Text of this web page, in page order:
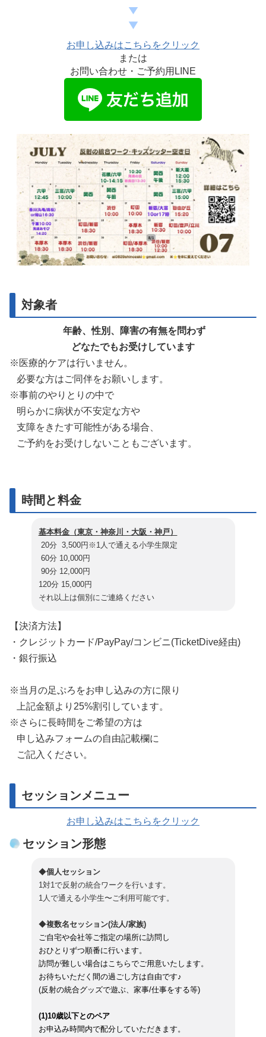
お申し込みはこちらをクリック
または
お問い合わせ・ご予約用LINE
対象者
年齢、性別、障害の有無を問わず
どなたでもお受けしています
※医療的ケアは行いません。
必要な方はご同伴をお願いします。
※事前のやりとりの中で
明らかに病状が不安定な方や
支障をきたす可能性がある場合、
ご予約をお受けしないこともございます。
時間と料金
基本料金（東京・神奈川・大阪・神戸）
20分 3,500円※1人で通える小学生限定
60分 10,000円
90分 12,000円
120分 15,000円
それ以上は個別にご連絡ください
【決済方法】
・クレジットカード/PayPay/コンビニ(TicketDive経由)
・銀行振込
※当月の足ぷろをお申し込みの方に限り
上記金額より25%割引しています。
※さらに長時間をご希望の方は
申し込みフォームの自由記載欄に
ご記入ください。
セッションメニュー
お申し込みはこちらをクリック
セッション形態
◆個人セッション
1対1で反射の統合ワークを行います。
1人で通える小学生〜ご利用可能です。
◆複数名セッション(法人/家族)
ご自宅や会社等ご指定の場所に訪問し
おひとりずつ順番に行います。
訪問が難しい場合はこちらでご用意いたします。
お待ちいただく間の過ごし方は自由です♪
(反射の統合グッズで遊ぶ、家事/仕事をする等)
(1)10歳以下とのペア
お申込み時間内で配分していただきます。